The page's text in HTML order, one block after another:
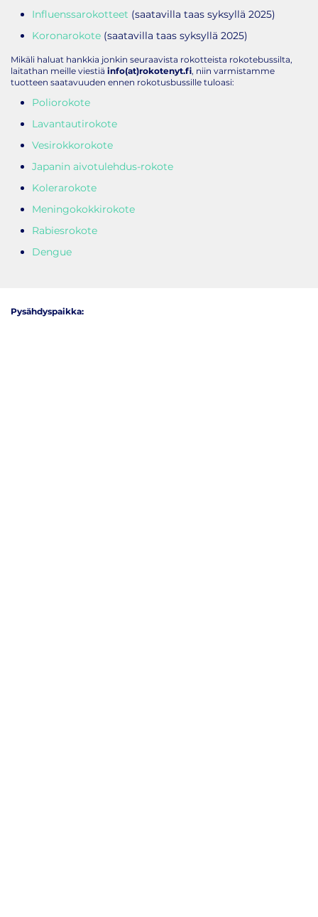
Influenssarokotteet (saatavilla taas syksyllä 2025)
Koronarokote (saatavilla taas syksyllä 2025)
Mikäli haluat hankkia jonkin seuraavista rokotteista rokotebussilta,
laitathan meille viestiä info(at)rokotenyt.fi, niin varmistamme
tuotteen saatavuuden ennen rokotusbussille tuloasi:
Poliorokote
Lavantautirokote
Vesirokkorokote
Japanin aivotulehdus-rokote
Kolerarokote
Meningokokkirokote
Rabiesrokote
Dengue
Pysähdyspaikka: